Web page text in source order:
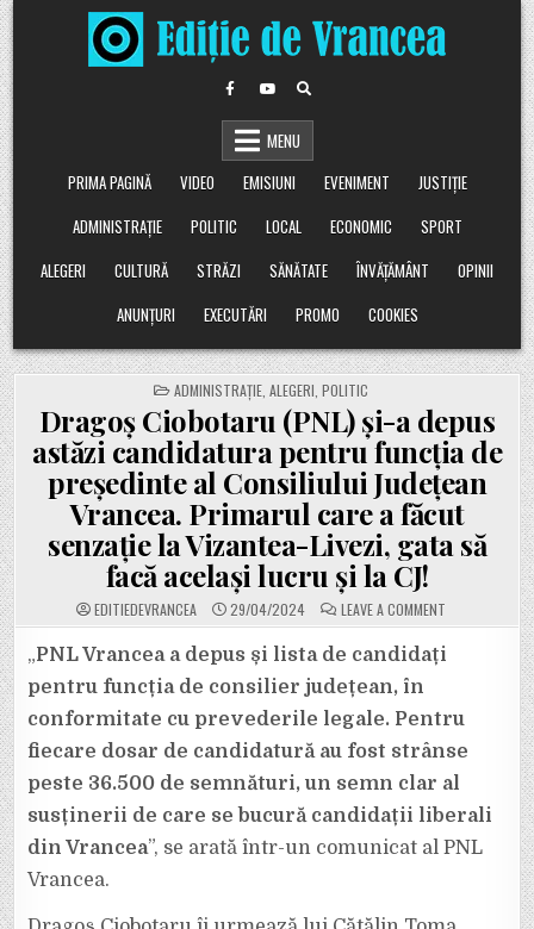
Skip
to
content
MENU
PRIMA PAGINĂ
VIDEO EMISIUNI EVENIMENT
JUSTIȚIE
ADMINISTRAȚIE
POLITIC LOCAL ECONOMIC
SPORT
ALEGERI
CULTURĂ STRĂZI SĂNĂTATE ÎNVĂȚĂMÂNT
OPINII
ANUNȚURI
EXECUTĂRI PROMO COOKIES
POSTED
IN
ADMINISTRAȚIE ALEGERI POLITIC
Dragoș Ciobotaru (PNL) și-a depus
astăzi candidatura pentru funcția de
președinte al Consiliului Județean
Vrancea. Primarul care a făcut
senzație la Vizantea-Livezi, gata să
facă același lucru și la CJ!
EDITIEDEVRANCEA 29/04/2024 LEAVE A COMMENT
DRAGOȘ
(PNL)
ȘI-
CANDIDATURA
FUNCȚIA
PREȘEDINTE
AL
CONSILIULUI
JUDEȚEAN
VRANCEA.
PRIMARUL
LA
„PNL Vrancea a depus și lista de candidați
pentru funcția de consilier județean, în
conformitate cu prevederile legale. Pentru
fiecare dosar de candidatură au fost strânse
peste 36.500 de semnături, un semn clar al
susținerii de care se bucură candidații liberali
din Vrancea”, se arată într-un comunicat al PNL
Vrancea.